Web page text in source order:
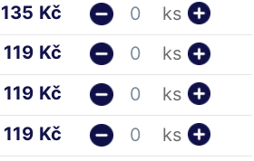
135 Kč
ks
119 Kč
ks
119 Kč
ks
119 Kč
ks